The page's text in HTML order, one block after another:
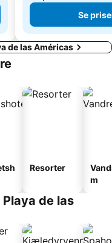
Se
de las Américas
Resorter
m
de las